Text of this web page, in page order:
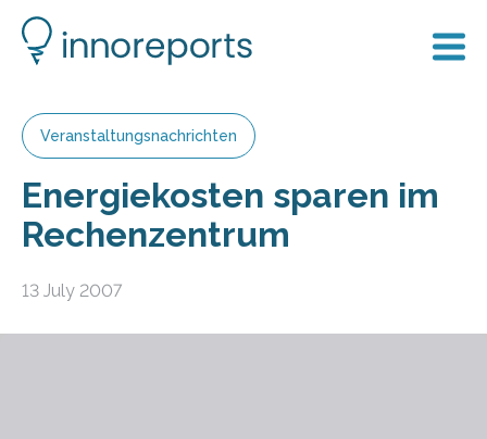
Veranstaltungsnachrichten
Energiekosten sparen im
Rechenzentrum
13 July 2007